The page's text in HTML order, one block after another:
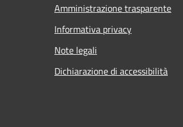
Amministrazione trasparente
Informativa privacy
Note legali
Dichiarazione di accessibilità